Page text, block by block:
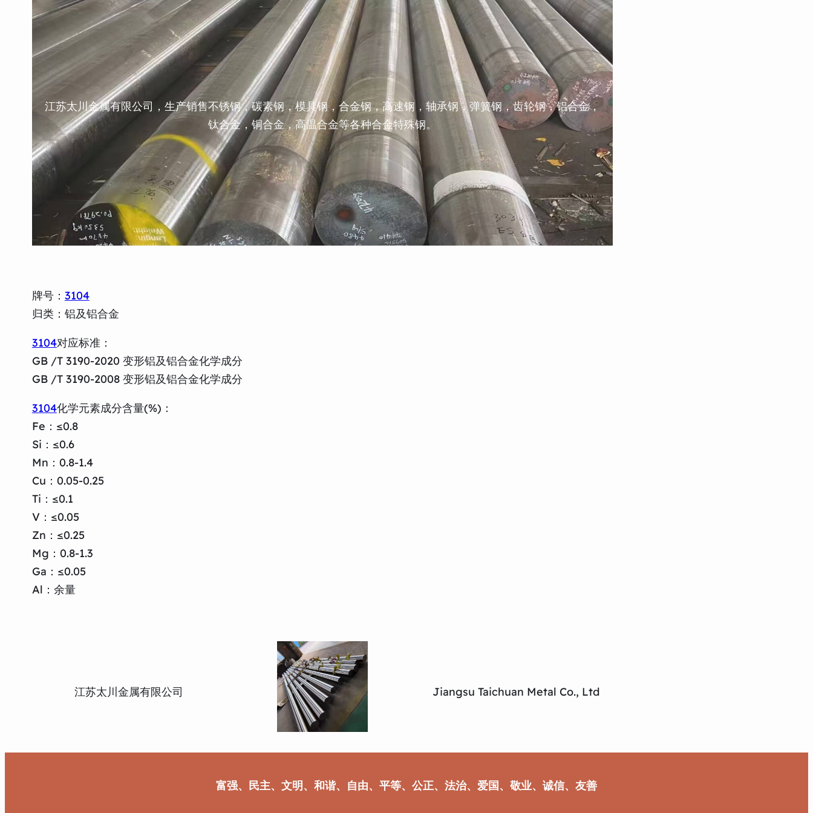
江苏太川金属有限公司，生产销售不锈钢，碳素钢，模具钢，合金钢，高速钢，轴承钢，弹簧钢，齿轮钢，铝合金，
钛合金，铜合金，高温合金等各种合金特殊钢。
牌号： 3104
归类：铝及铝合金
3104对应标准：
GB /T 3190-2020 变形铝及铝合金化学成分
GB /T 3190-2008 变形铝及铝合金化学成分
3104化学元素成分含量(%)：
Fe：≤0.8
Si：≤0.6
Mn：0.8-1.4
Cu：0.05-0.25
Ti：≤0.1
V：≤0.05
Zn：≤0.25
Mg：0.8-1.3
Ga：≤0.05
Al：余量
江苏太川金属有限公司 Jiangsu Taichuan Metal Co., Ltd
富强、民主、文明、和谐、自由、平等、公正、法治、爱国、敬业、诚信、友善